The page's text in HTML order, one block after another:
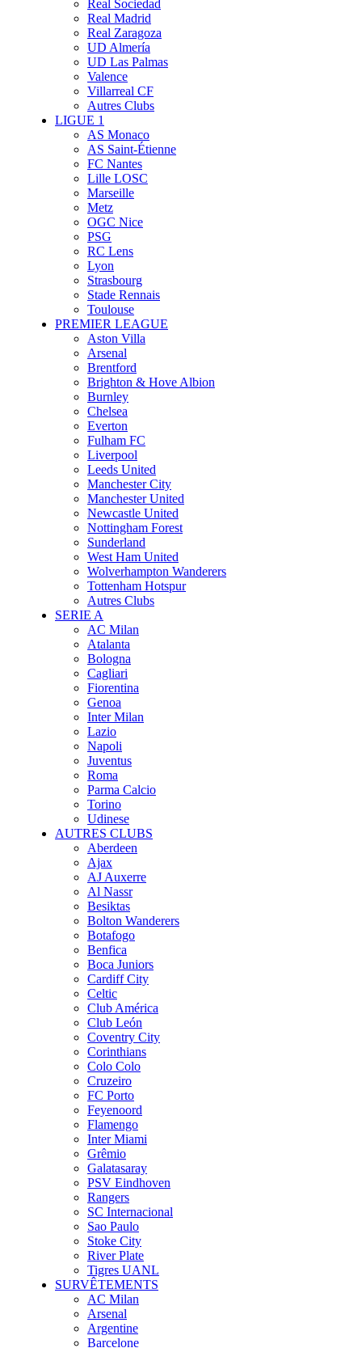
Real Sociedad
Real Madrid
Real Zaragoza
UD Almería
UD Las Palmas
Valence
Villarreal CF
Autres Clubs
LIGUE 1
AS Monaco
AS Saint-Étienne
FC Nantes
Lille LOSC
Marseille
Metz
OGC Nice
PSG
RC Lens
Lyon
Strasbourg
Stade Rennais
Toulouse
PREMIER LEAGUE
Aston Villa
Arsenal
Brentford
Brighton & Hove Albion
Burnley
Chelsea
Everton
Fulham FC
Liverpool
Leeds United
Manchester City
Manchester United
Newcastle United
Nottingham Forest
Sunderland
West Ham United
Wolverhampton Wanderers
Tottenham Hotspur
Autres Clubs
SERIE A
AC Milan
Atalanta
Bologna
Cagliari
Fiorentina
Genoa
Inter Milan
Lazio
Napoli
Juventus
Roma
Parma Calcio
Torino
Udinese
AUTRES CLUBS
Aberdeen
Ajax
AJ Auxerre
Al Nassr
Besiktas
Bolton Wanderers
Botafogo
Benfica
Boca Juniors
Cardiff City
Celtic
Club América
Club León
Coventry City
Corinthians
Colo Colo
Cruzeiro
FC Porto
Feyenoord
Flamengo
Inter Miami
Grêmio
Galatasaray
PSV Eindhoven
Rangers
SC Internacional
Sao Paulo
Stoke City
River Plate
Tigres UANL
SURVÊTEMENTS
AC Milan
Arsenal
Argentine
Barcelone